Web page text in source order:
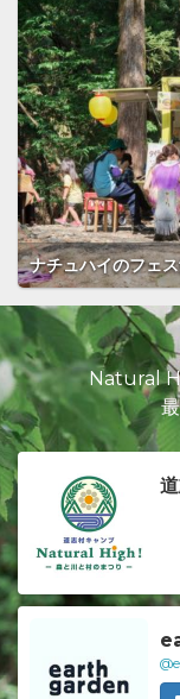
ナチュハイのフェ
Natural